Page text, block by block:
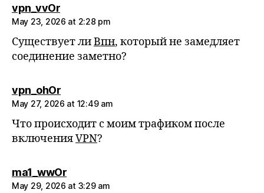
vpn_vvOrsays:
May 23, 2026 at 2:28 pm
Существует лиВпн, который не замедляет
соединение заметно?
vpn_ohOrsays:
May 27, 2026 at 12:49 am
Что происходит с моим трафиком после
включенияVPN?
ma1_wwOrsays:
May 29, 2026 at 3:29 am